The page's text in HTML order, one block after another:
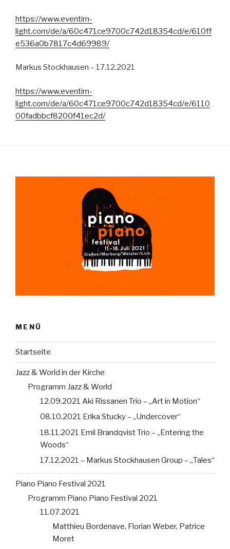
https://www.eventim-
light.com/de/a/60c471ce9700c742d18354cd/e/610ff
e536a0b7817c4d69989/
Markus Stockhausen – 17.12.2021
https://www.eventim-
light.com/de/a/60c471ce9700c742d18354cd/e/6110
00fadbbcf8200f41ec2d/
MENÜ
Startseite
Jazz & World in der Kirche
Programm Jazz & World
12.09.2021 Aki Rissanen Trio – „Art in Motion“
08.10.2021 Erika Stucky – „Undercover“
18.11.2021 Emil Brandqvist Trio – „Entering the
Woods“
17.12.2021 – Markus Stockhausen Group – „Tales“
Piano Piano Festival 2021
Programm Piano Piano Festival 2021
11.07.2021
Matthieu Bordenave, Florian Weber, Patrice
Moret